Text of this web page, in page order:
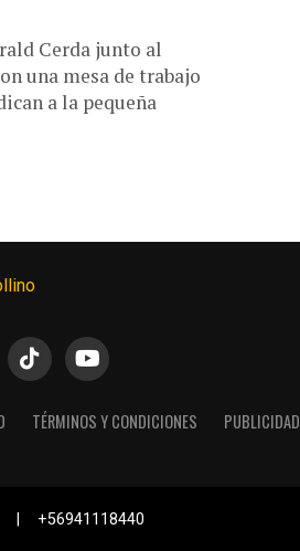
Cerda junto al
una mesa de trabajo
a la pequeña
TÉRMINOS Y CONDICIONES PUBLICIDAD
| +56941118440